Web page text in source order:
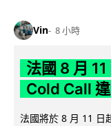
Vin 8 小時
法國 8 月
Cold Call
法國將於 8 月 11 日